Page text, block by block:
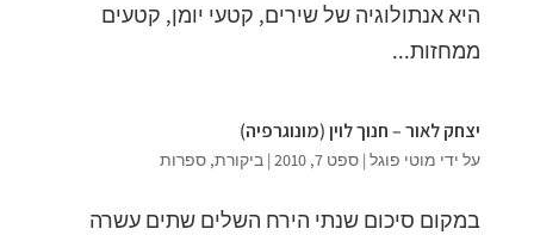
היא אנתולוגיה של שירים, קטעי יומן, קטעים
ממחזות...
יצחק לאור – חנוך לוין (מונוגרפיה)
על ידי מוטי פוגל| ספט 7, 2010 | ביקורת, ספרות
במקום סיכום שנתי הירח השלים שתים עשרה